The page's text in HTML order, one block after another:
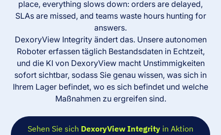
place, everything slows down: orders are delayed,
SLAs are missed, and teams waste hours hunting for
answers.
DexoryView Integrity ändert das. Unsere autonomen
Roboter erfassen täglich Bestandsdaten in Echtzeit,
und die KI von DexoryView macht Unstimmigkeiten
sofort sichtbar, sodass Sie genau wissen, was sich in
Ihrem Lager befindet, wo es sich befindet und welche
Maßnahmen zu ergreifen sind.
Sehen Sie sich DexoryView Integrity in Aktion